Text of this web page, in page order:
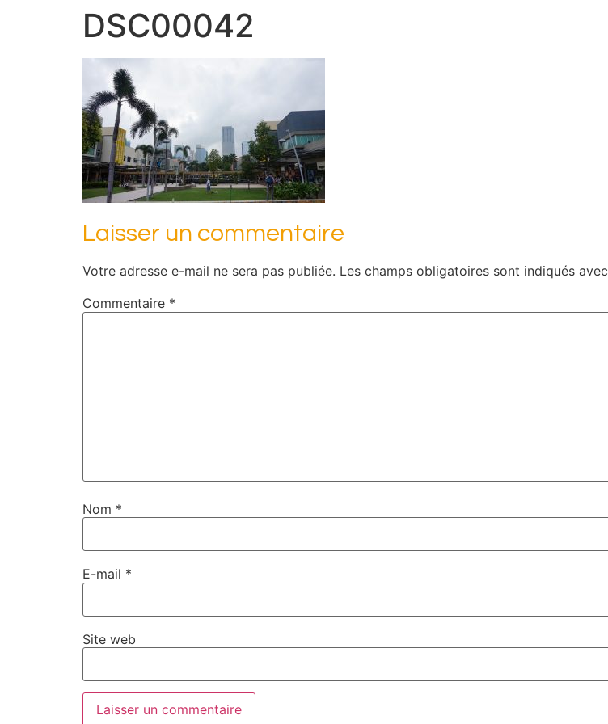
DSC00042
Laisser un commentaire
Votre adresse e-mail ne sera pas publiée. Les champs obligatoires sont indiqués avec
Commentaire *
Nom *
E-mail *
Site web